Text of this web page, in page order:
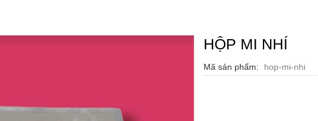
HỘP MI NHÍ
Mã sản phẩm hop-mi-nhi